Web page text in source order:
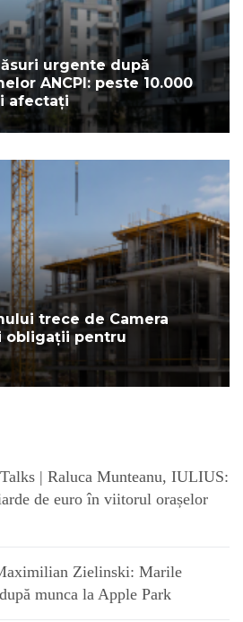
urgente după
ANCPI: peste 10.000
afectați
trece de Camera
obligații pentru
| Raluca Munteanu, IULIUS:
de euro în viitorul orașelor
Zielinski: Marile
munca la Apple Park